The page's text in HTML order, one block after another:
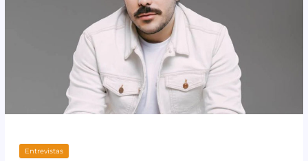
Entrevistas